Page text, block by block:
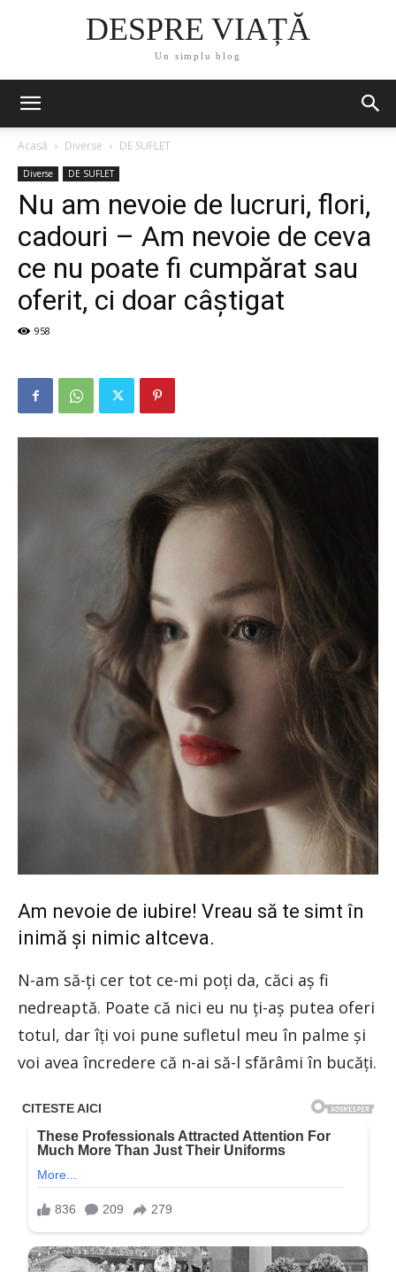
DESPRE VIAȚĂ
Un simplu blog
Acasă Diverse DE SUFLET
Diverse DE SUFLET
Nu am nevoie de lucruri, flori,
cadouri – Am nevoie de ceva
ce nu poate fi cumpărat sau
oferit, ci doar câștigat
958
Am nevoie de iubire! Vreau să te simt în
inimă și nimic altceva.
N-am să-ți cer tot ce-mi poți da, căci aș fi
nedreaptă. Poate că nici eu nu ți-aș putea oferi
totul, dar îți voi pune sufletul meu în palme și
voi avea încredere că n-ai să-l sfărâmi în bucăți.